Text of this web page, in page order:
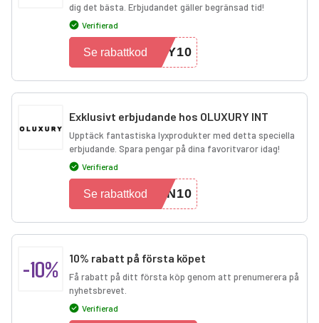
dig det bästa. Erbjudandet gäller begränsad tid!
Verifierad
EY10
Se rabattkod
Exklusivt erbjudande hos OLUXURY INT
Upptäck fantastiska lyxprodukter med detta speciella
erbjudande. Spara pengar på dina favoritvaror idag!
Verifierad
ON10
Se rabattkod
-10% 10% rabatt på första köpet
Få rabatt på ditt första köp genom att prenumerera på
nyhetsbrevet.
Verifierad